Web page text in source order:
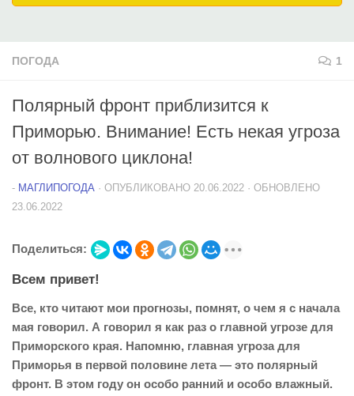
ПОГОДА 1
Полярный фронт приблизится к
Приморью. Внимание! Есть некая угроза
от волнового циклона!
- МАГЛИПОГОДА · ОПУБЛИКОВАНО 20.06.2022 · ОБНОВЛЕНО
23.06.2022
Поделиться:
Всем привет!
Все, кто читают мои прогнозы, помнят, о чем я с начала
мая говорил. А говорил я как раз о главной угрозе для
Приморского края. Напомню, главная угроза для
Приморья в первой половине лета — это полярный
фронт. В этом году он особо ранний и особо влажный.